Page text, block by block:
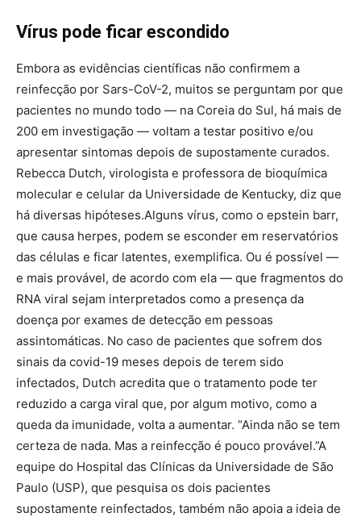
Vírus pode ficar escondido
Embora as evidências científicas não confirmem a
reinfecção por Sars-CoV-2, muitos se perguntam por que
pacientes no mundo todo — na Coreia do Sul, há mais de
200 em investigação — voltam a testar positivo e/ou
apresentar sintomas depois de supostamente curados.
Rebecca Dutch, virologista e professora de bioquímica
molecular e celular da Universidade de Kentucky, diz que
há diversas hipóteses.Alguns vírus, como o epstein barr,
que causa herpes, podem se esconder em reservatórios
das células e ficar latentes, exemplifica. Ou é possível —
e mais provável, de acordo com ela — que fragmentos do
RNA viral sejam interpretados como a presença da
doença por exames de detecção em pessoas
assintomáticas. No caso de pacientes que sofrem dos
sinais da covid-19 meses depois de terem sido
infectados, Dutch acredita que o tratamento pode ter
reduzido a carga viral que, por algum motivo, como a
queda da imunidade, volta a aumentar. “Ainda não se tem
certeza de nada. Mas a reinfecção é pouco provável.”A
equipe do Hospital das Clínicas da Universidade de São
Paulo (USP), que pesquisa os dois pacientes
supostamente reinfectados, também não apoia a ideia de